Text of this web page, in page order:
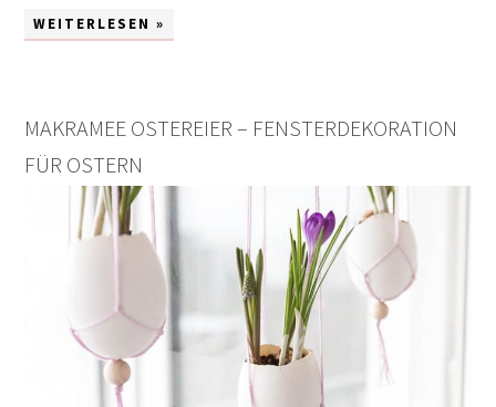
WEITERLESEN »
MAKRAMEE OSTEREIER – FENSTERDEKORATION
FÜR OSTERN